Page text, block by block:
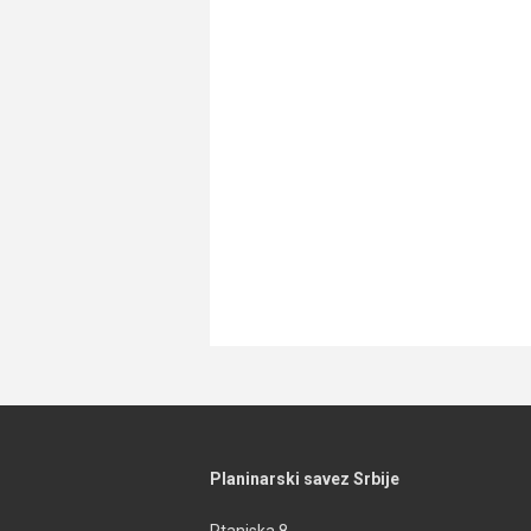
Planinarski savez Srbije